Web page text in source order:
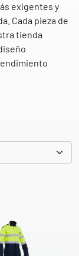
exigentes y
Cada pieza de
tienda